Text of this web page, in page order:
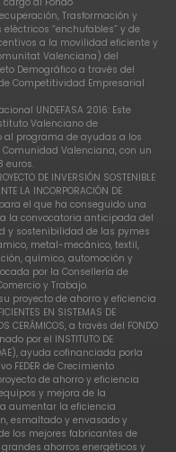
Trasformación y
“enchufables” y de
a la movilidad eficiente y
Valenciana) del
Demográfico a través del
Competitividad Empresarial
UNDEFASA 2016: Este
Valenciano de
al programa de ayudas a los
Comunidad Valenciana, con un
euros.
DE INVERSIÓN SOSTENIBLE
LA INCORPORACIÓN DE
para el que ha conseguido una
a la convocatoria anticipada del
y sostenibilidad de las pymes
metal-mecánico, textil,
químico, automoción y
por la Consellería de
y Trabajo.
proyecto de ahorro y eficiencia
EN SISTEMAS DE
CERÁMICOS, a través del FONDO
por el INSTITUTO DE
ayuda cofinanciada porla
FEDER de Crecimiento
de ahorro y eficiencia
y mejora de la
aumentar la eficiencia
esmaltado y envasado y
los mejores fabricantes de
ahorros energéticos y